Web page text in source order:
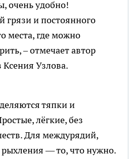
очень удобно!
и постоянного
места, где можно
– отмечает автор
Узлова.
тяпки и
лёгкие, без
Для междурядий,
— то, что нужно.